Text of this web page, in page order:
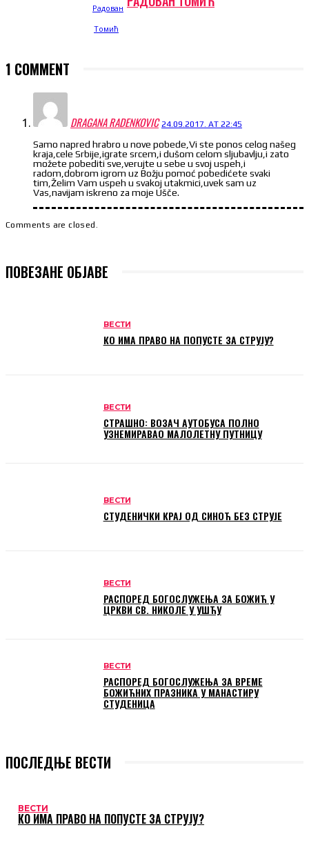
1 COMMENT
DRAGANA RADENKOVIC 24.09.2017. AT 22:45
Samo napred hrabro u nove pobede,Vi ste ponos celog našeg
kraja,cele Srbije,igrate srcem,i dušom celom sljubavlju,i zato
možete pobediti sve,verujte u sebe u svoj uspeh,i
radom,dobrom igrom uz Božju pomoć pobedićete svaki
tim,Želim Vam uspeh u svakoj utakmici,uvek sam uz
Vas,navijam iskreno za moje Ušče.
Comments are closed.
ПОВЕЗАНЕ ОБЈАВЕ
ВЕСТИ
КО ИМА ПРАВО НА ПОПУСТЕ ЗА СТРУЈУ?
ВЕСТИ
СТРАШНО: ВОЗАЧ АУТОБУСА ПОЛНО
УЗНЕМИРАВАО МАЛОЛЕТНУ ПУТНИЦУ
ВЕСТИ
СТУДЕНИЧКИ КРАЈ ОД СИНОЋ БЕЗ СТРУЈЕ
ВЕСТИ
РАСПОРЕД БОГОСЛУЖЕЊА ЗА БОЖИЋ У
ЦРКВИ СВ. НИКОЛЕ У УШЋУ
ВЕСТИ
РАСПОРЕД БОГОСЛУЖЕЊА ЗА ВРЕМЕ
БОЖИЋНИХ ПРАЗНИКА У МАНАСТИРУ
СТУДЕНИЦА
ПОСЛЕДЊЕ ВЕСТИ
ВЕСТИ
КО ИМА ПРАВО НА ПОПУСТЕ ЗА СТРУЈУ?